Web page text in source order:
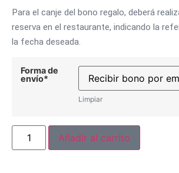
Para el canje del bono regalo, deberá
reserva en el restaurante, indicando la
la fecha deseada.
Forma de
envío*
Limpiar
Añadir al carrito